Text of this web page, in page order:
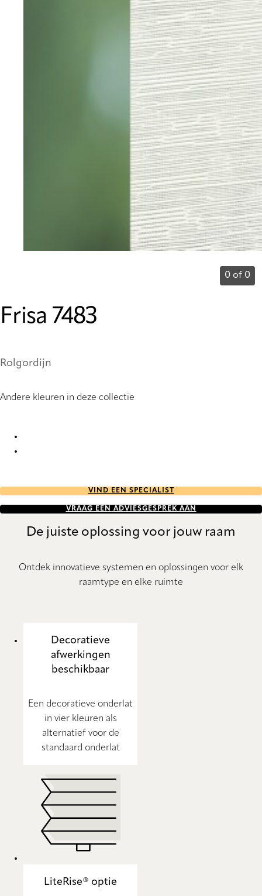
0 of 0
Frisa 7483
Rolgordijn
Andere kleuren in deze collectie
VIND EEN SPECIALIST
VRAAG EEN ADVIESGESPREK AAN
De juiste oplossing voor jouw raam
Ontdek innovatieve systemen en oplossingen voor elk
raamtype en elke ruimte
Decoratieve
afwerkingen
beschikbaar
Een decoratieve onderlat
in vier kleuren als
alternatief voor de
standaard onderlat
LiteRise® optie